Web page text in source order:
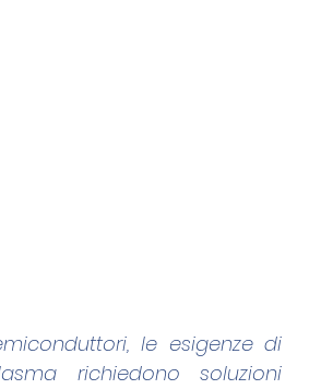
le esigenze di
richiedono soluzioni